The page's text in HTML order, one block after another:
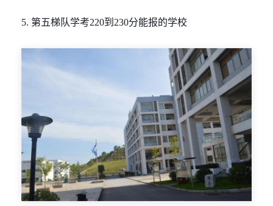
5. 第五梯队学考220到230分能报的学校